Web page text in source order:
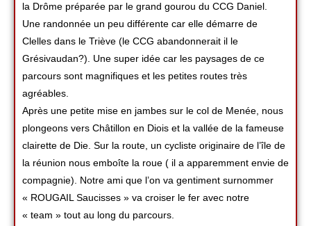
la Drôme préparée par le grand gourou du CCG Daniel.
Une randonnée un peu différente car elle démarre de
Clelles dans le Triève (le CCG abandonnerait il le
Grésivaudan?). Une super idée car les paysages de ce
parcours sont magnifiques et les petites routes très
agréables.
Après une petite mise en jambes sur le col de Menée, nous
plongeons vers Châtillon en Diois et la vallée de la fameuse
clairette de Die. Sur la route, un cycliste originaire de l’île de
la réunion nous emboîte la roue ( il a apparemment envie de
compagnie). Notre ami que l’on va gentiment surnommer
« ROUGAIL Saucisses » va croiser le fer avec notre
« team » tout au long du parcours.